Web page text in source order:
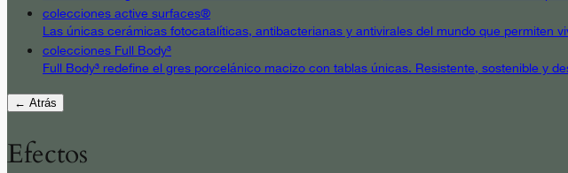
colecciones active surfaces®
Las únicas cerámicas fotocatalíticas, antibacterianas y antivirales del mundo que permiten
colecciones Full Body³
Full Body³ redefine el gres porcelánico macizo con tablas únicas. Resistente, sostenible y
← Atrás
Efectos